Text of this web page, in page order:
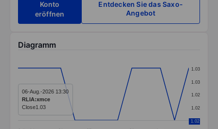
Konto
eröffnen
Entdecken Sie das Saxo-
Angebot
Diagramm
Line chart with 13 data points.
The chart has 1 X axis displaying categories.
The chart has 1 Y axis displaying values. Data ranges
1.02
1.02
1.03
1.03
1.02
06-Aug.-2026 13:30
RLIA:xmce
Close1.03